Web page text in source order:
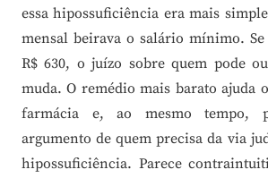
essa hipossuficiência era mais
mensal beirava o salário mínimo.
R$ 630, o juízo sobre quem pode
muda. O remédio mais barato ajuda
farmácia e, ao mesmo tempo,
argumento de quem precisa da via
hipossuficiência. Parece